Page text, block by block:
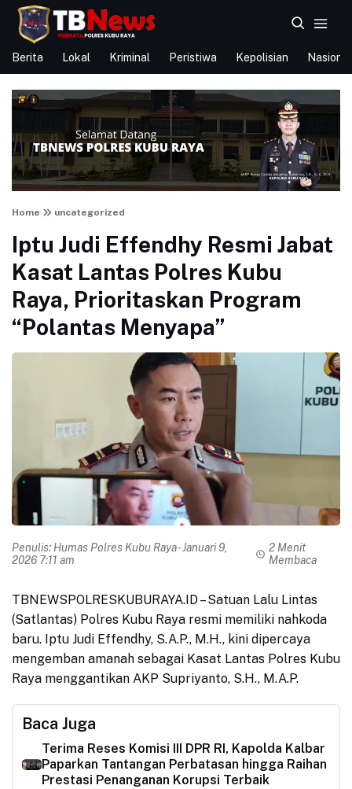
Berita Lokal Kriminal Peristiwa Kepolisian Nasional
Home uncategorized
Iptu Judi Effendhy Resmi Jabat
Kasat Lantas Polres Kubu
Raya, Prioritaskan Program
“Polantas Menyapa”
Penulis: Humas Polres Kubu Raya- Januari 9,
2026 7:11 am
2 Menit
Membaca
TBNEWSPOLRESKUBURAYA.ID– Satuan Lalu Lintas
(Satlantas) Polres Kubu Raya resmi memiliki nahkoda
baru. Iptu Judi Effendhy, S.A.P., M.H., kini dipercaya
mengemban amanah sebagai Kasat Lantas Polres Kubu
Raya menggantikan AKP Supriyanto, S.H., M.A.P.
Baca Juga
Terima Reses Komisi III DPR RI, Kapolda Kalbar
Paparkan Tantangan Perbatasan hingga Raihan
Prestasi Penanganan Korupsi Terbaik